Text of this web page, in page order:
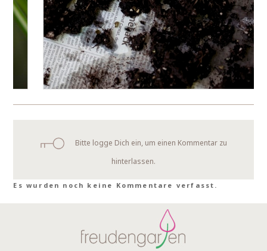
Bitte logge Dich ein, um einen Kommentar zu
hinterlassen.
Es wurden noch keine Kommentare verfasst.